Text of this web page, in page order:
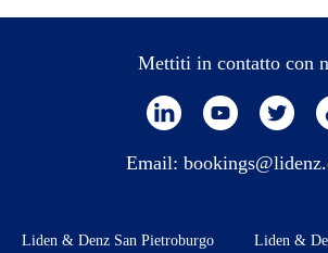
Mettiti in contatto con
Email:
Liden & Denz San Pietroburgo Liden &